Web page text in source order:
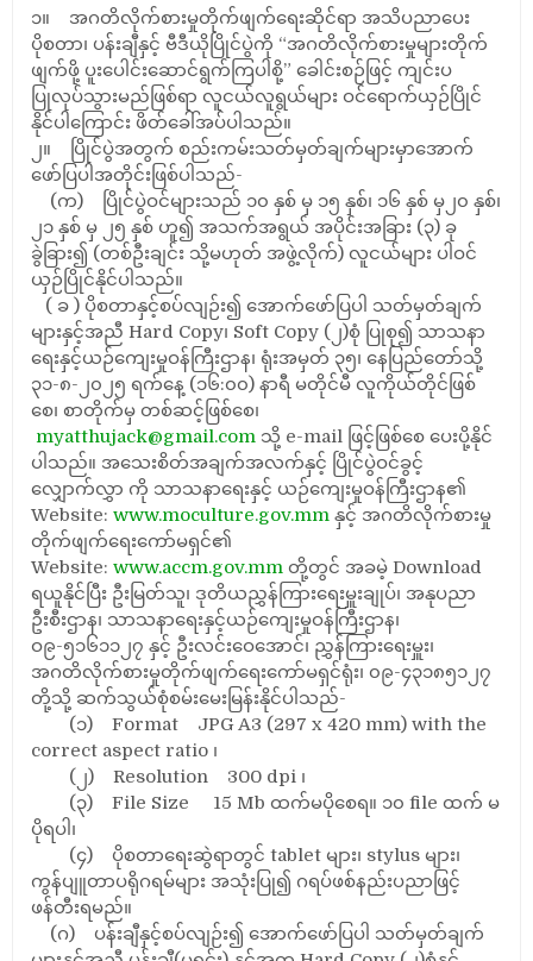
၁။ အဂတိလိုက်စားမှုတိုက်ဖျက်ရေးဆိုင်ရာ အသိပညာပေး
ပိုစတာ၊ ပန်းချီနှင့် ဗီဒီယိုပြိုင်ပွဲကို “အဂတိလိုက်စားမှုများတိုက်
ဖျက်ဖို့ ပူးပေါင်းဆောင်ရွက်ကြပါစို့” ခေါင်းစဉ်ဖြင့် ကျင်းပ
ပြုလုပ်သွားမည်ဖြစ်ရာ လူငယ်လူရွယ်များ ဝင်ရောက်ယှဉ်ပြိုင်
နိုင်ပါကြောင်း ဖိတ်ခေါ်အပ်ပါသည်။
၂။ ပြိုင်ပွဲအတွက် စည်းကမ်းသတ်မှတ်ချက်များမှာအောက်
ဖော်ပြပါအတိုင်းဖြစ်ပါသည်-
(က) ပြိုင်ပွဲဝင်များသည် ၁၀ နှစ် မှ ၁၅ နှစ်၊ ၁၆ နှစ် မှ၂၀ နှစ်၊
၂၁ နှစ် မှ ၂၅ နှစ် ဟူ၍ အသက်အရွယ် အပိုင်းအခြား (၃) ခု
ခွဲခြား၍ (တစ်ဦးချင်း သို့မဟုတ် အဖွဲ့လိုက်) လူငယ်များ ပါဝင်
ယှဉ်ပြိုင်နိုင်ပါသည်။
( ခ ) ပိုစတာနှင့်စပ်လျဉ်း၍ အောက်ဖော်ပြပါ သတ်မှတ်ချက်
များနှင့်အညီ Hard Copy၊ Soft Copy (၂)စုံ ပြုစု၍ သာသနာ
ရေးနှင့်ယဉ်ကျေးမှုဝန်ကြီးဌာန၊ ရုံးအမှတ် ၃၅၊ နေပြည်တော်သို့
၃၁-၈-၂၀၂၅ ရက်နေ့ (၁၆:၀၀) နာရီ မတိုင်မီ လူကိုယ်တိုင်ဖြစ်
စေ၊ စာတိုက်မှ တစ်ဆင့်ဖြစ်စေ၊
myatthujack@gmail.com သို့ e-mail ဖြင့်ဖြစ်စေ ပေးပို့နိုင်
ပါသည်။ အသေးစိတ်အချက်အလက်နှင့် ပြိုင်ပွဲဝင်ခွင့်
လျှောက်လွှာ ကို သာသနာရေးနှင့် ယဉ်ကျေးမှုဝန်ကြီးဌာန၏
Website:www.moculture.gov.mm နှင့် အဂတိလိုက်စားမှု
တိုက်ဖျက်ရေးကော်မရှင်၏
Website:www.accm.gov.mm တို့တွင် အခမဲ့ Download
ရယူနိုင်ပြီး ဦးမြတ်သူ၊ ဒုတိယညွှန်ကြားရေးမှူးချုပ်၊ အနုပညာ
ဦးစီးဌာန၊ သာသနာရေးနှင့်ယဉ်ကျေးမှုဝန်ကြီးဌာန၊
ဝ၉-၅၁၆၁၁၂၇ နှင့် ဦးလင်းဝေအောင်၊ ညွှန်ကြားရေးမှူး၊
အဂတိလိုက်စားမှုတိုက်ဖျက်ရေးကော်မရှင်ရုံး၊ ၀၉-၄၃၁၈၅၁၂၇
တို့သို့ ဆက်သွယ်စုံစမ်းမေးမြန်းနိုင်ပါသည်-
(၁) Format JPG A3 (297 x 420 mm) with the
correct aspect ratio ၊
(၂) Resolution 300 dpi ၊
(၃) File Size 15 Mb ထက်မပိုစေရ။ ၁၀ file ထက် မ
ပိုရပါ၊
(၄) ပိုစတာရေးဆွဲရာတွင် tablet များ၊ stylus များ၊
ကွန်ပျူတာပရိုဂရမ်များ အသုံးပြု၍ ဂရပ်ဖစ်နည်းပညာဖြင့်
ဖန်တီးရမည်။
(ဂ) ပန်းချီနှင့်စပ်လျဉ်း၍ အောက်ဖော်ပြပါ သတ်မှတ်ချက်